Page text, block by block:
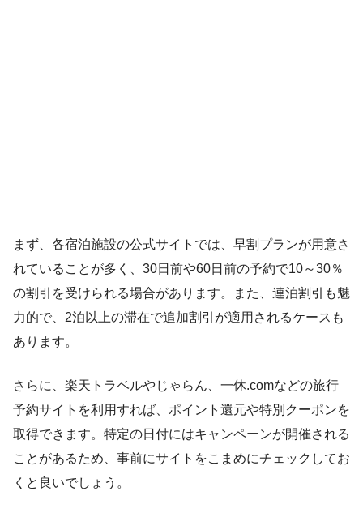
まず、各宿泊施設の公式サイトでは、早割プランが用意さ
れていることが多く、30日前や60日前の予約で10～30％
の割引を受けられる場合があります。また、連泊割引も魅
力的で、2泊以上の滞在で追加割引が適用されるケースも
あります。
さらに、楽天トラベルやじゃらん、一休.comなどの旅行
予約サイトを利用すれば、ポイント還元や特別クーポンを
取得できます。特定の日付にはキャンペーンが開催される
ことがあるため、事前にサイトをこまめにチェックしてお
くと良いでしょう。